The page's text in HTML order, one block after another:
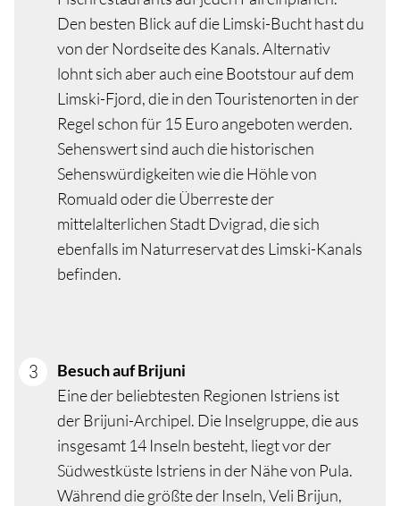
Den besten Blick auf die Limski-Bucht hast du
von der Nordseite des Kanals. Alternativ
lohnt sich aber auch eine Bootstour auf dem
Limski-Fjord, die in den Touristenorten in der
Regel schon für 15 Euro angeboten werden.
Sehenswert sind auch die historischen
Sehenswürdigkeiten wie die Höhle von
Romuald oder die Überreste der
mittelalterlichen Stadt Dvigrad, die sich
ebenfalls im Naturreservat des Limski-Kanals
befinden.
Besuch auf Brijuni
Eine der beliebtesten Regionen Istriens ist
der Brijuni-Archipel. Die Inselgruppe, die aus
insgesamt 14 Inseln besteht, liegt vor der
Südwestküste Istriens in der Nähe von Pula.
Während die größte der Inseln, Veli Brijun,